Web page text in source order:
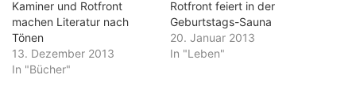
Kaminer und Rotfront
machen Literatur nach
Tönen
13. Dezember 2013
In "Bücher"
Rotfront feiert in der
Geburtstags-Sauna
20. Januar 2013
In "Leben"